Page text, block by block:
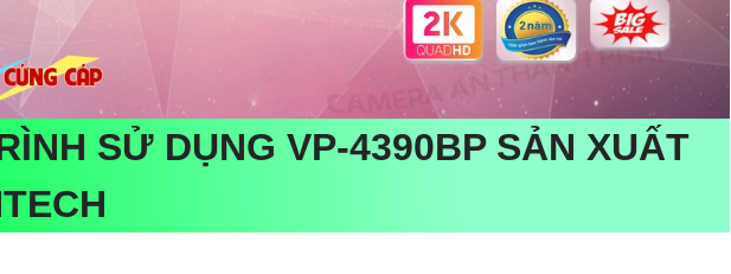
SỬ DỤNG VP-4390BP SẢN XUẤT